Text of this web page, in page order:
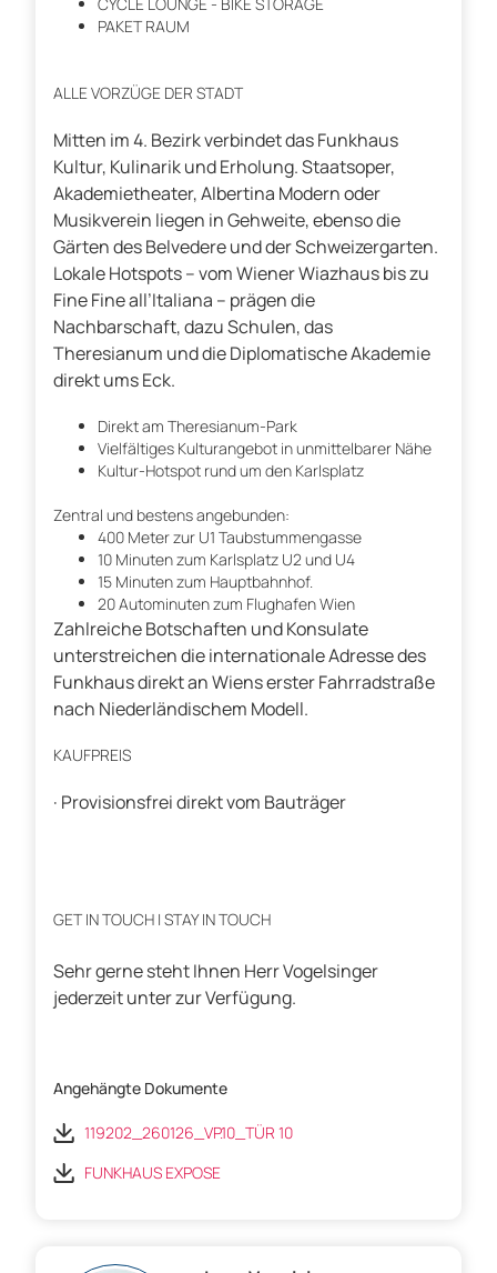
CYCLE LOUNGE - BIKE STORAGE
PAKET RAUM
ALLE VORZÜGE DER STADT
Mitten im 4. Bezirk verbindet das Funkhaus
Kultur, Kulinarik und Erholung. Staatsoper,
Akademietheater, Albertina Modern oder
Musikverein liegen in Gehweite, ebenso die
Gärten des Belvedere und der Schweizergarten.
Lokale Hotspots – vom Wiener Wiazhaus bis zu
Fine Fine all’Italiana – prägen die
Nachbarschaft, dazu Schulen, das
Theresianum und die Diplomatische Akademie
direkt ums Eck.
Direkt am Theresianum-Park
Vielfältiges Kulturangebot in unmittelbarer Nähe
Kultur-Hotspot rund um den Karlsplatz
Zentral und bestens angebunden:
400 Meter zur U1 Taubstummengasse
10 Minuten zum Karlsplatz U2 und U4
15 Minuten zum Hauptbahnhof.
20 Autominuten zum Flughafen Wien
Zahlreiche Botschaften und Konsulate
unterstreichen die internationale Adresse des
Funkhaus direkt an Wiens erster Fahrradstraße
nach Niederländischem Modell.
KAUFPREIS
· Provisionsfrei direkt vom Bauträger
GET IN TOUCH | STAY IN TOUCH
Sehr gerne steht Ihnen Herr Vogelsinger
jederzeit unter zur Verfügung.
Angehängte Dokumente
119202_260126_VP.10_TÜR 10
FUNKHAUS EXPOSE